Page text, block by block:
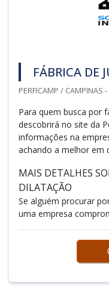
FÁBRICA DE
PERFICAMP / CAMPINAS -
Para quem busca por
descobrirá no site da
informações na
achando a melhor em
MAIS DETALHES
DILATAÇÃO
Se alguém procurar
uma empresa